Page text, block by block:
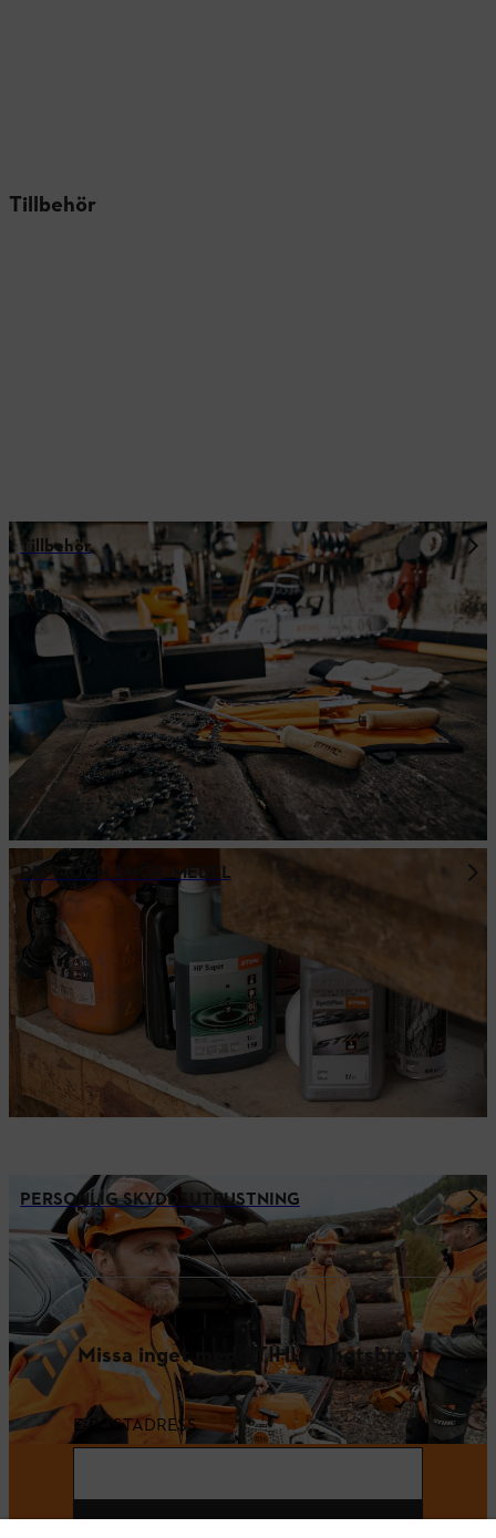
Tillbehör
Tillbehör
DRIV- OCH SMÖRJMEDEL
PERSONLIG SKYDDSUTRUSTNING
Missa inget med STIHL nyhetsbrev
E-POSTADRESS
Registrera dig nu och få 10% rabatt